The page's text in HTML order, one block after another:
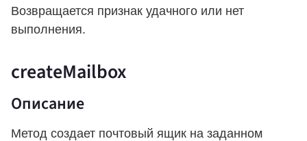
Возвращается признак удачного или нет
выполнения.
createMailbox
Описание
Метод создает почтовый ящик на заданном